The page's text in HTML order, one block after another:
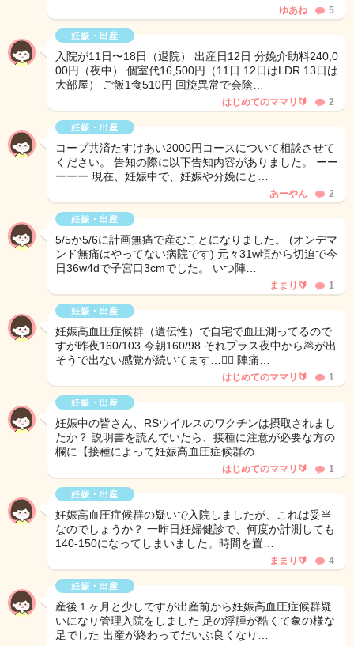
ゆあね 5
妊娠・出産
入院が11日〜18日（退院） 出産日12日 分娩介助料240,0
00円（夜中） 個室代16,500円（11日.12日はLDR.13日は
大部屋） ご飯1食510円 回旋異常で会陰…
はじめてのママリ🔰 2
妊娠・出産
コープ共済たすけあい2000円コースについて相談させて
ください。 告知の際に以下告知内容がありました。 ーー
ーーー 現在、妊娠中で、妊娠や分娩にと…
あーやん 2
妊娠・出産
5/5か5/6に計画無痛で産むことになりました。 (オンデマ
ンド無痛はやってない病院です) 元々31w頃から切迫で今
日36w4dで子宮口3cmでした。 いつ陣…
ままり🔰 1
妊娠・出産
妊娠高血圧症候群（遺伝性）で自宅で血圧測ってるので
すが昨夜160/103 今朝160/98 それプラス夜中から💩が出
そうで出ない感覚が続いてます…😮‍💨 陣痛…
はじめてのママリ🔰 1
妊娠・出産
妊娠中の皆さん、RSウイルスのワクチンは摂取されまし
たか？ 説明書を読んでいたら、接種に注意が必要な方の
欄に【接種によって妊娠高血圧症候群の…
はじめてのママリ🔰 1
妊娠・出産
妊娠高血圧症候群の疑いで入院しましたが、これは妥当
なのでしょうか？ 一昨日妊婦健診で、何度か計測しても
140-150になってしまいました。時間を置…
ままり🔰 4
妊娠・出産
産後１ヶ月と少しですが出産前から妊娠高血圧症候群疑
いになり管理入院をしました 足の浮腫が酷くて象の様な
足でした 出産が終わってだいぶ良くなり…